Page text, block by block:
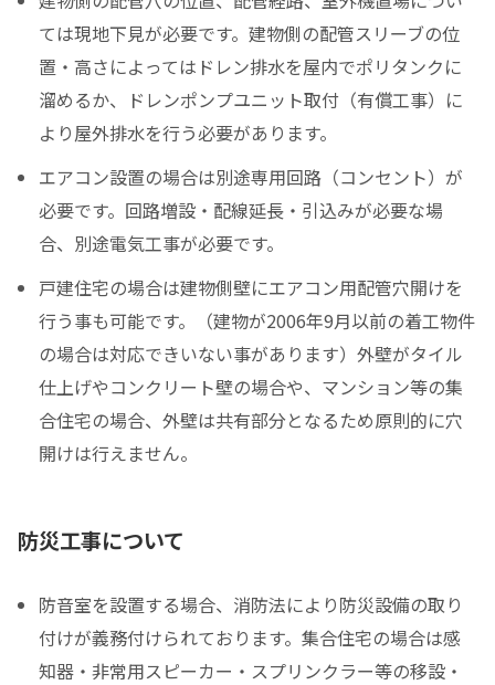
ては現地下見が必要です。建物側の配管スリーブの位
置・高さによってはドレン排水を屋内でポリタンクに
溜めるか、ドレンポンプユニット取付（有償工事）に
より屋外排水を行う必要があります。
エアコン設置の場合は別途専用回路（コンセント）が
必要です。回路増設・配線延長・引込みが必要な場
合、別途電気工事が必要です。
戸建住宅の場合は建物側壁にエアコン用配管穴開けを
行う事も可能です。（建物が2006年9月以前の着工物件
の場合は対応できいない事があります）外壁がタイル
仕上げやコンクリート壁の場合や、マンション等の集
合住宅の場合、外壁は共有部分となるため原則的に穴
開けは行えません。
防災工事について
防音室を設置する場合、消防法により防災設備の取り
付けが義務付けられております。集合住宅の場合は感
知器・非常用スピーカー・スプリンクラー等の移設・